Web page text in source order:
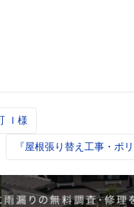
Ｉ様
『屋根張り替え工事・ポ